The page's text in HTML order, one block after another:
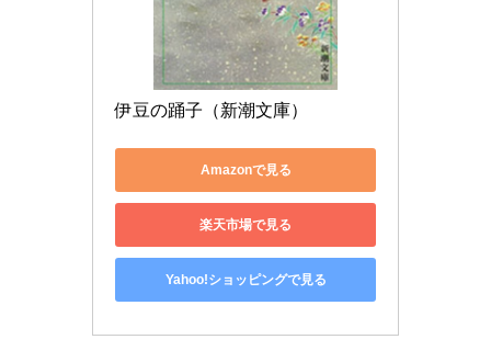
伊豆の踊子（新潮文庫）
Amazonで見る
楽天市場で見る
Yahoo!ショッピングで見る